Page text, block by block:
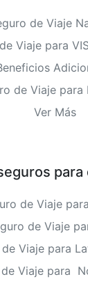
de Viaje
Viaje para
de Viaje para
Ver Más
de Viaje
de Viaje
Viaje para
de Viaje para